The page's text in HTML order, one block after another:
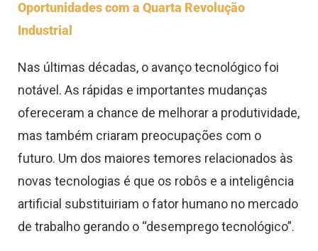
Oportunidades com a Quarta Revolução
Industrial
Nas últimas décadas, o avanço tecnológico foi
notável. As rápidas e importantes mudanças
ofereceram a chance de melhorar a produtividade,
mas também criaram preocupações com o
futuro. Um dos maiores temores relacionados às
novas tecnologias é que os robôs e a inteligência
artificial substituiriam o fator humano no mercado
de trabalho gerando o “desemprego tecnológico”.